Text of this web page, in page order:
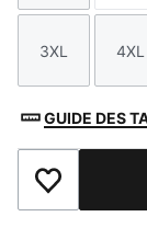
Taille
3XL 4XL
GUIDE DES
Ajouter à